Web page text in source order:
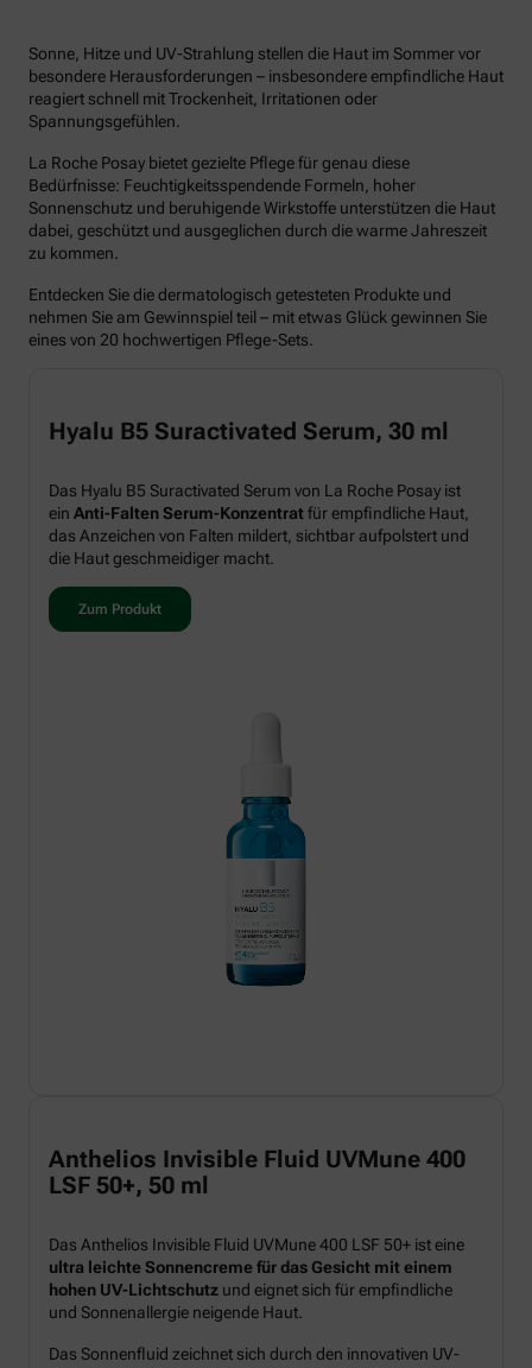
Sonne, Hitze und UV-Strahlung stellen die Haut im Sommer vor
besondere Herausforderungen – insbesondere empfindliche Haut
reagiert schnell mit Trockenheit, Irritationen oder
Spannungsgefühlen.
La Roche Posay bietet gezielte Pflege für genau diese
Bedürfnisse: Feuchtigkeitsspendende Formeln, hoher
Sonnenschutz und beruhigende Wirkstoffe unterstützen die Haut
dabei, geschützt und ausgeglichen durch die warme Jahreszeit
zu kommen.
Entdecken Sie die dermatologisch getesteten Produkte und
nehmen Sie am Gewinnspiel teil – mit etwas Glück gewinnen Sie
eines von 20 hochwertigen Pflege-Sets.
Hyalu B5 Suractivated Serum, 30 ml
Das Hyalu B5 Suractivated Serum von La Roche Posay ist
ein Anti-Falten Serum-Konzentratfür empfindliche Haut,
das Anzeichen von Falten mildert, sichtbar aufpolstert und
die Haut geschmeidiger macht.
Zum Produkt
Anthelios Invisible Fluid UVMune 400
LSF 50+, 50 ml
Das Anthelios Invisible Fluid UVMune 400 LSF 50+ ist eine
ultra leichte Sonnencreme für das Gesicht mit einem
hohen UV-Lichtschutz und eignet sich für empfindliche
und Sonnenallergie neigende Haut.
Das Sonnenfluid zeichnet sich durch den innovativen UV-